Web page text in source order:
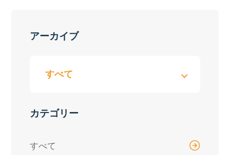
アーカイブ
カテゴリー
すべて